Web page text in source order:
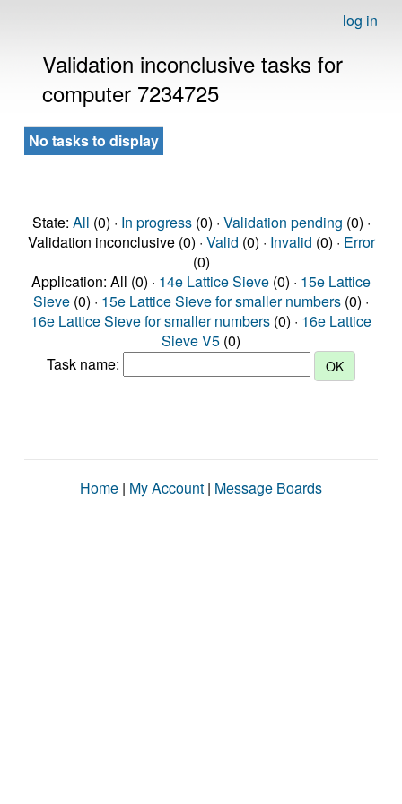
log in
Validation inconclusive tasks for
computer 7234725
No tasks to display
State: All (0) · In progress(0) · Validation pending (0) ·
Validation inconclusive (0) · Valid (0) · Invalid (0) · Error
(0)
Application: All (0) · 14e Lattice Sieve (0) · 15e Lattice
Sieve (0) · 15e Lattice Sieve for smaller numbers (0) ·
16e Lattice Sieve for smaller numbers (0) · 16e Lattice
Sieve V5 (0)
Task name:
Home | My Account | Message Boards